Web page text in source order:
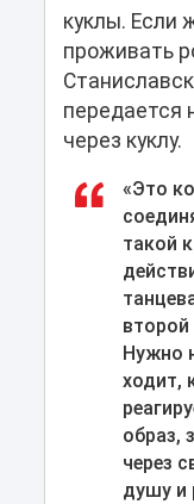
куклы. Если
проживать
передается
через куклу.
«Это
такой
второй
Нужно
ходит,
образ,
через
душу и